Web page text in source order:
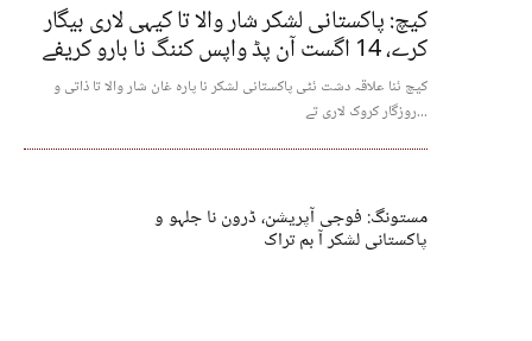
کیچ: پاکستانی لشکر شار والا تا کیہی لاری بیگار
کرے، 14 اگست آن پڈ واپس کننگ نا بارو کریفے
کیچ ئنا علاقہ دشت ئٹی پاکستانی لشکر نا پارہ غان شار والا تا ذاتی و
روزگار کروک لاری تے...
مستونگ: فوجی آپریشن، ڈرون نا جلہو و
پاکستانی لشکر آ بم تراک